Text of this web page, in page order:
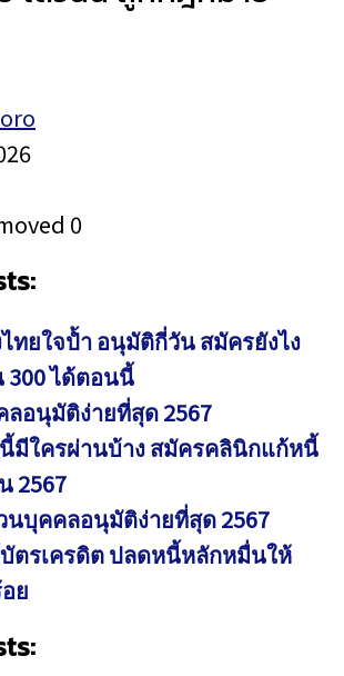
0
ทยใจป้ำ อนุมัติกี่วัน สมัครยังไง
300 ได้ตอนนี้
อนุมัติง่ายที่สุด 2567
มีใครผ่านบ้าง สมัครคลินิกแก้หนี้
2567
นบุคคลอนุมัติง่ายที่สุด 2567
ตรเครดิต ปลดหนี้หลักหมื่นให้
ย